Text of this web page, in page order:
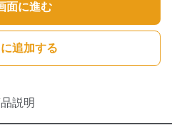
面に進む
追加する
説明